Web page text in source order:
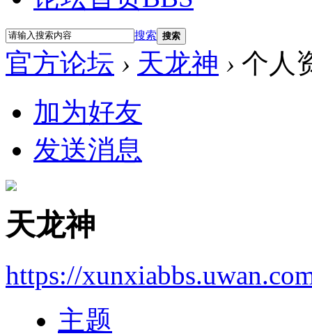
搜索 搜索
官方论坛 › 天龙神 › 个人
加为好友
发送消息
天龙神
https://
主题